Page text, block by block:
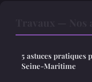
5 astuces
Seine-Maritime